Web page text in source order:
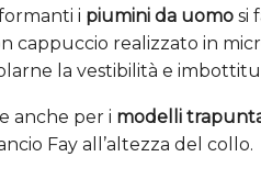
i piumini da uomo si
cappuccio realizzato in
la vestibilità e
anche per i modelli
Fay all’altezza del collo.